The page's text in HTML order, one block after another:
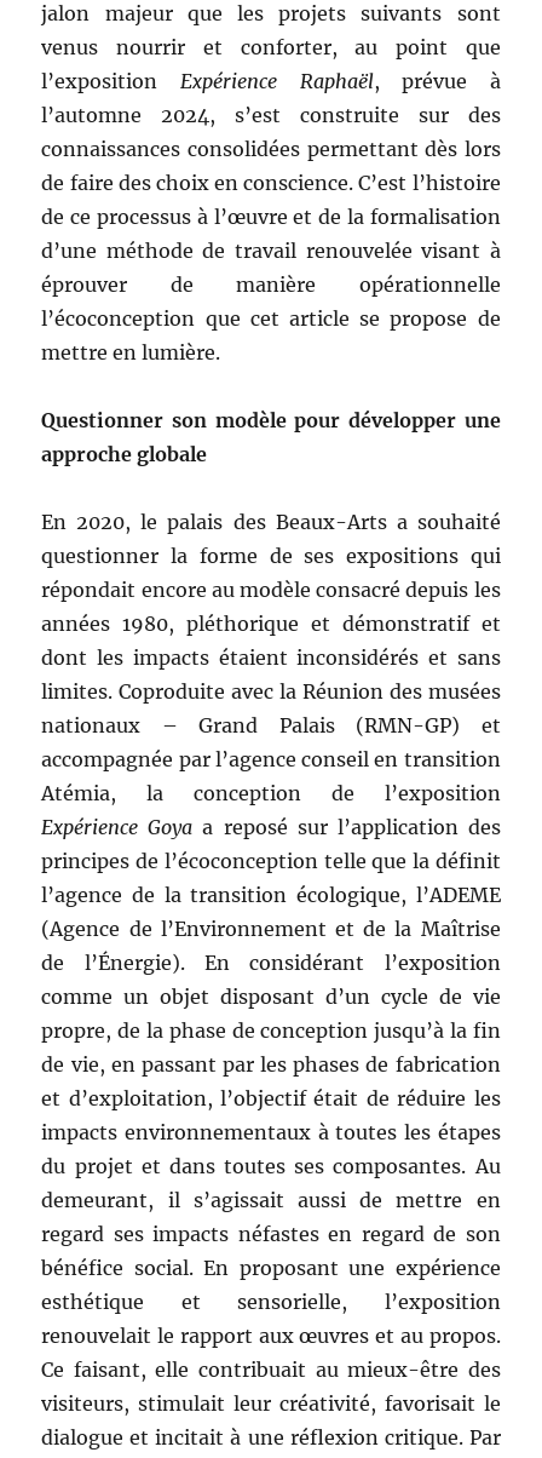
jalon majeur que les projets suivants sont
venus nourrir et conforter, au point que
l’exposition Expérience Raphaël, prévue à
l’automne 2024, s’est construite sur des
connaissances consolidées permettant dès lors
de faire des choix en conscience. C’est l’histoire
de ce processus à l’œuvre et de la formalisation
d’une méthode de travail renouvelée visant à
éprouver de manière opérationnelle
l’écoconception que cet article se propose de
mettre en lumière.
Questionner son modèle pour développer une
approche globale
En 2020, le palais des Beaux-Arts a souhaité
questionner la forme de ses expositions qui
répondait encore au modèle consacré depuis les
années 1980, pléthorique et démonstratif et
dont les impacts étaient inconsidérés et sans
limites. Coproduite avec la Réunion des musées
nationaux – Grand Palais (RMN-GP) et
accompagnée par l’agence conseil en transition
Atémia, la conception de l’exposition
Expérience Goya a reposé sur l’application des
principes de l’écoconception telle que la définit
l’agence de la transition écologique, l’ADEME
(Agence de l’Environnement et de la Maîtrise
de l’Énergie). En considérant l’exposition
comme un objet disposant d’un cycle de vie
propre, de la phase de conception jusqu’à la fin
de vie, en passant par les phases de fabrication
et d’exploitation, l’objectif était de réduire les
impacts environnementaux à toutes les étapes
du projet et dans toutes ses composantes. Au
demeurant, il s’agissait aussi de mettre en
regard ses impacts néfastes en regard de son
bénéfice social. En proposant une expérience
esthétique et sensorielle, l’exposition
renouvelait le rapport aux œuvres et au propos.
Ce faisant, elle contribuait au mieux-être des
visiteurs, stimulait leur créativité, favorisait le
dialogue et incitait à une réflexion critique. Par